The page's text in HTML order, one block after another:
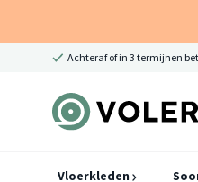
Achteraf of in 3 termijnen
Vloerkleden